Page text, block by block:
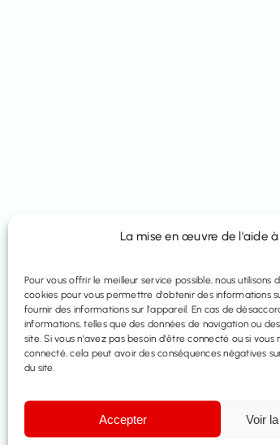
La mise en œuvre de l'aide
Pour vous offrir le meilleur service possible, nous utilisons
cookies pour vous permettre d'obtenir des informations
fournir des informations sur l'appareil. En cas de
informations, telles que des données de navigation ou
site. Si vous n'avez pas besoin d'être connecté ou si
connecté, cela peut avoir des conséquences négatives
du site.
Accepter Voir